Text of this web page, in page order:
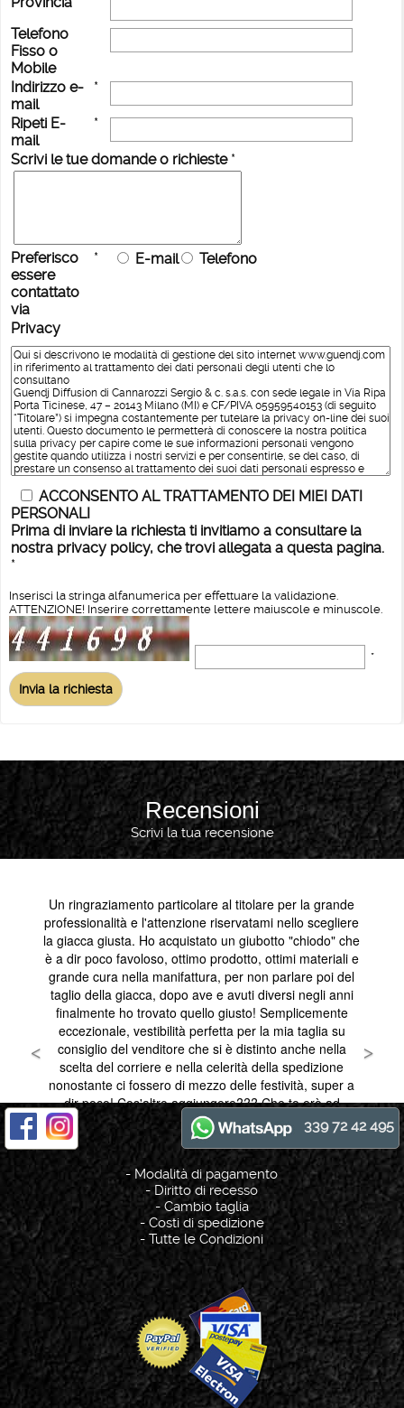
Telefono
Fisso o
Mobile
Indirizzo e-
mail
*
Ripeti E-
mail
*
Scrivi le tue domande o richieste *
Preferisco
essere
contattato
via
* E-mail Telefono
Privacy
ACCONSENTO AL TRATTAMENTO DEI MIEI DATI
PERSONALI
Prima di inviare la richiesta ti invitiamo a consultare la
nostra privacy policy, che trovi allegata a questa pagina.
*
Inserisci la stringa alfanumerica per effettuare la validazione.
ATTENZIONE! Inserire correttamente lettere maiuscole e minuscole.
*
Recensioni
Scrivi la tua recensione
339 72 42 495
- Modalità di pagamento
-Diritto di recesso
- Cambio taglia
-Costi di spedizione
-Tutte le Condizioni